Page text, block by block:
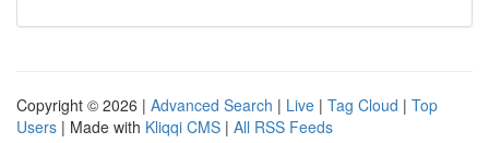
Copyright © 2026 | Advanced Search | Live | Tag Cloud | Top
Users | Made with Kliqqi CMS | All RSS Feeds